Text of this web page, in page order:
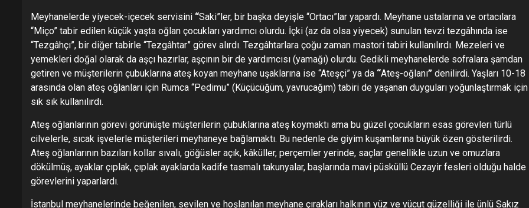
Meyhanelerde yiyecek-içecek servisini “Saki”ler, bir başka deyişle “Ortacı”lar yapardı. Meyhane ustalarına ve ortacılara
“Miço” tabir edilen küçük yaşta oğlan çocukları yardımcı olurdu. İçki (az da olsa yiyecek) sunulan tevzi tezgâhında ise
“Tezgâhçı”, bir diğer tabirle “Tezgâhtar” görev alırdı. Tezgâhtarlara çoğu zaman mastori tabiri kullanılırdı. Mezeleri ve
yemekleri doğal olarak da aşçı hazırlar, aşçının bir de yardımcısı (yamağı) olurdu. Gedikli meyhanelerde sofralara şamdan
getiren ve müşterilerin çubuklarına ateş koyan meyhane uşaklarına ise “Ateşçi” ya da “Ateş-oğlanı” denilirdi. Yaşları 10-18
arasında olan ateş oğlanları için Rumca “Pedimu” (Küçücüğüm, yavrucağım) tabiri de yaşanan duyguları yoğunlaştırmak için
sık sık kullanılırdı.
Ateş oğlanlarının görevi görünüşte müşterilerin çubuklarına ateş koymaktı ama bu güzel çocukların esas görevleri türlü
cilvelerle, sıcak işvelerle müşterileri meyhaneye bağlamaktı. Bu nedenle de giyim kuşamlarına büyük özen gösterilirdi.
Ateş oğlanlarının bazıları kollar sıvalı, göğüsler açık, kâküller, perçemler yerinde, saçlar genellikle uzun ve omuzlara
dökülmüş, ayaklar çıplak, çıplak ayaklarda kadife tasmalı takunyalar, başlarında mavi püsküllü Cezayir fesleri olduğu halde
görevlerini yaparlardı.
İstanbul meyhanelerinde beğenilen, sevilen ve hoşlanılan meyhane çırakları halkının yüz ve vücut güzelliği ile ünlü Sakız